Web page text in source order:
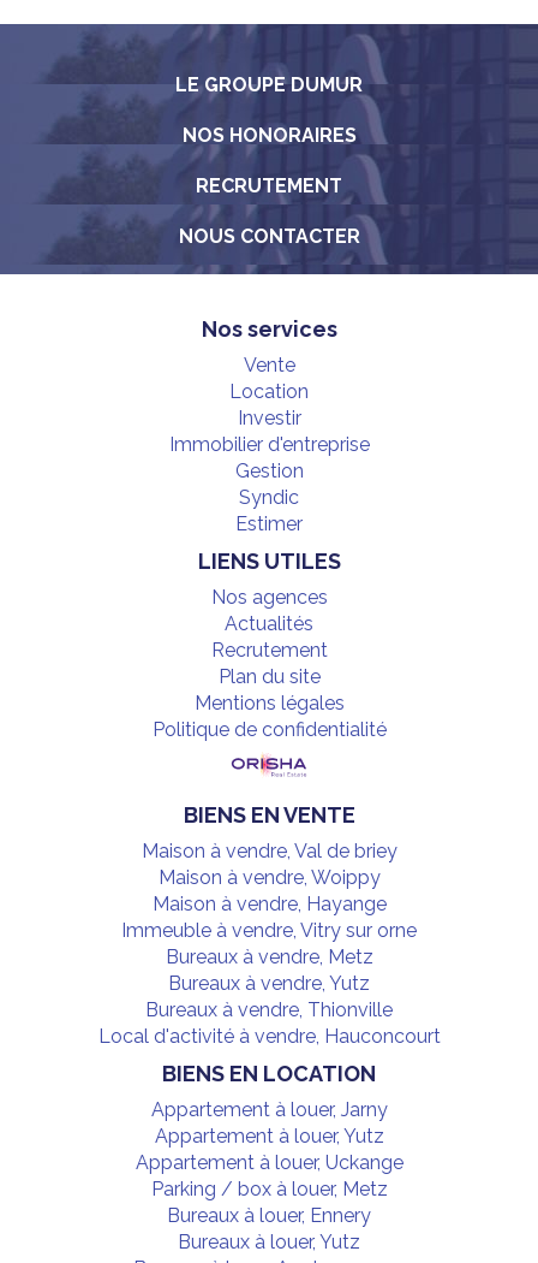
LE GROUPE DUMUR
NOS HONORAIRES
RECRUTEMENT
NOUS CONTACTER
Nos services
Vente
Location
Investir
Immobilier d'entreprise
Gestion
Syndic
Estimer
LIENS UTILES
Nos agences
Actualités
Recrutement
Plan du site
Mentions légales
Politique de confidentialité
BIENS EN VENTE
Maison à vendre, Val de briey
Maison à vendre, Woippy
Maison à vendre, Hayange
Immeuble à vendre, Vitry sur orne
Bureaux à vendre, Metz
Bureaux à vendre, Yutz
Bureaux à vendre, Thionville
Local d'activité à vendre, Hauconcourt
BIENS EN LOCATION
Appartement à louer, Jarny
Appartement à louer, Yutz
Appartement à louer, Uckange
Parking / box à louer, Metz
Bureaux à louer, Ennery
Bureaux à louer, Yutz